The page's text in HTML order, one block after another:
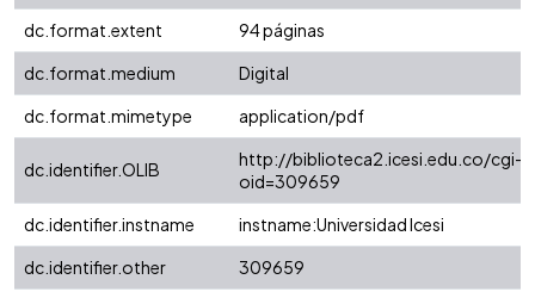
dc.format.extent
94 páginas
dc.format.medium
Digital
dc.format.mimetype
application/pdf
dc.identifier.OLIB
http://biblioteca2.icesi.edu.co/cgi-
oid=309659
dc.identifier.instname
instname:Universidad Icesi
dc.identifier.other
309659